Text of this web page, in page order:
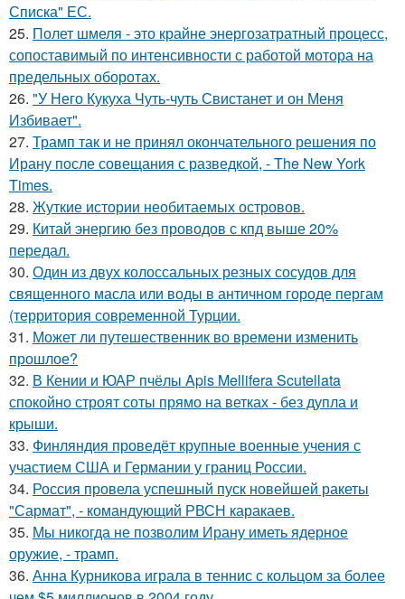
Списка" ЕС.
25. Полет шмеля - это крайне энергозатратный процесс,
сопоставимый по интенсивности с работой мотора на
предельных оборотах.
26. "У Него Кукуха Чуть-чуть Свистанет и он Меня
Избивает".
27. Трамп так и не принял окончательного решения по
Ирану после совещания с разведкой, - The New York
Times.
28. Жуткие истории необитаемых островов.
29. Китай энергию без проводов с кпд выше 20%
передал.
30. Один из двух колоссальных резных сосудов для
священного масла или воды в античном городе пергам
(территория современной Турции.
31. Может ли путешественник во времени изменить
прошлое?
32. В Кении и ЮАР пчёлы Apis Mellifera Scutellata
спокойно строят соты прямо на ветках - без дупла и
крыши.
33. Финляндия проведёт крупные военные учения с
участием США и Германии у границ России.
34. Россия провела успешный пуск новейшей ракеты
"Сармат", - командующий РВСН каракаев.
35. Мы никогда не позволим Ирану иметь ядерное
оружие, - трамп.
36. Анна Курникова играла в теннис с кольцом за более